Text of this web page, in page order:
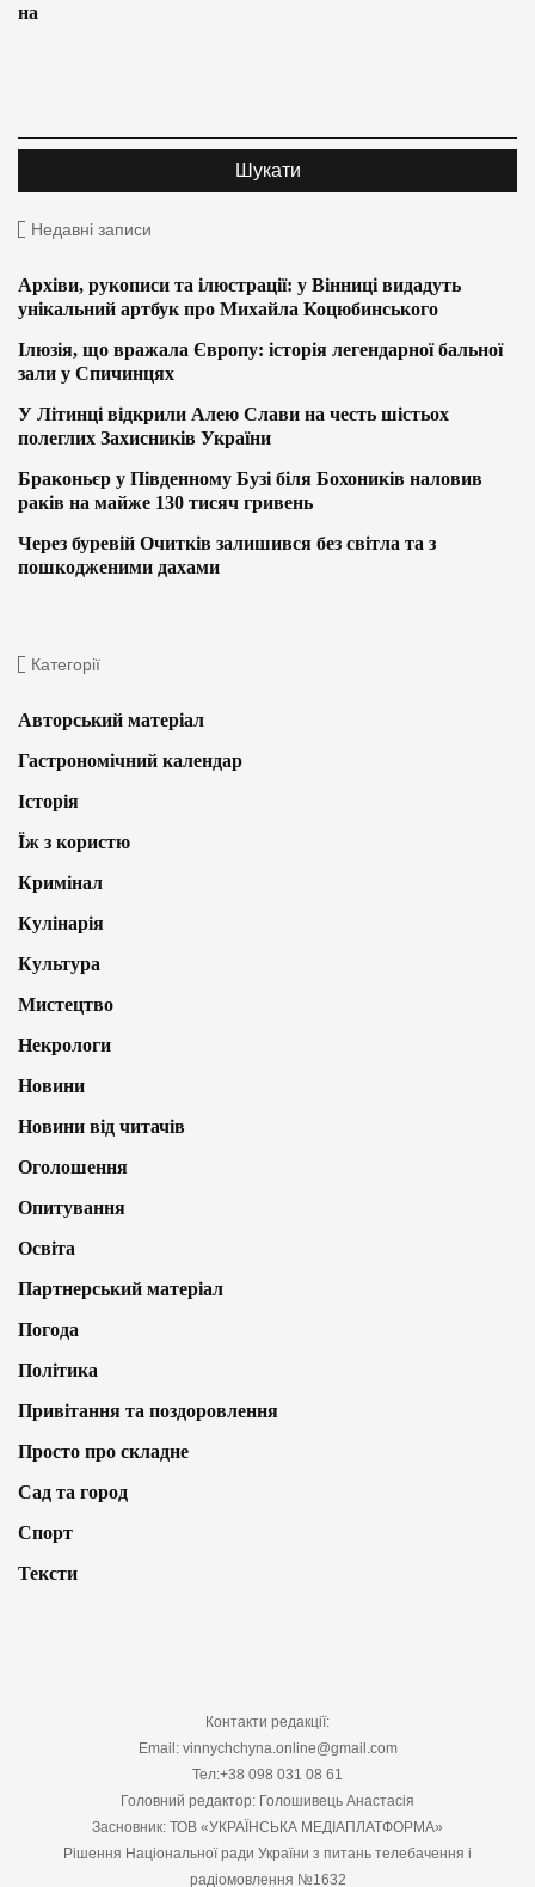
на
Недавні записи
Архіви, рукописи та ілюстрації: у Вінниці видадуть
унікальний артбук про Михайла Коцюбинського
Ілюзія, що вражала Європу: історія легендарної бальної
зали у Спичинцях
У Літинці відкрили Алею Слави на честь шістьох
полеглих Захисників України
Браконьєр у Південному Бузі біля Бохоників наловив
раків на майже 130 тисяч гривень
Через буревій Очитків залишився без світла та з
пошкодженими дахами
Категорії
Авторський матеріал
Гастрономічний календар
Історія
Їж з користю
Кримінал
Кулінарія
Культура
Мистецтво
Некрологи
Новини
Новини від читачів
Оголошення
Опитування
Освіта
Партнерський матеріал
Погода
Політика
Привітання та поздоровлення
Просто про складне
Сад та город
Спорт
Тексти
Контакти редакції:
Email: vinnychchyna.online@gmail.com
Тел:+38 098 031 08 61
Головний редактор: Голошивець Анастасія
Засновник: ТОВ «УКРАЇНСЬКА МЕДІАПЛАТФОРМА»
Рішення Національної ради України з питань телебачення і
радіомовлення №1632